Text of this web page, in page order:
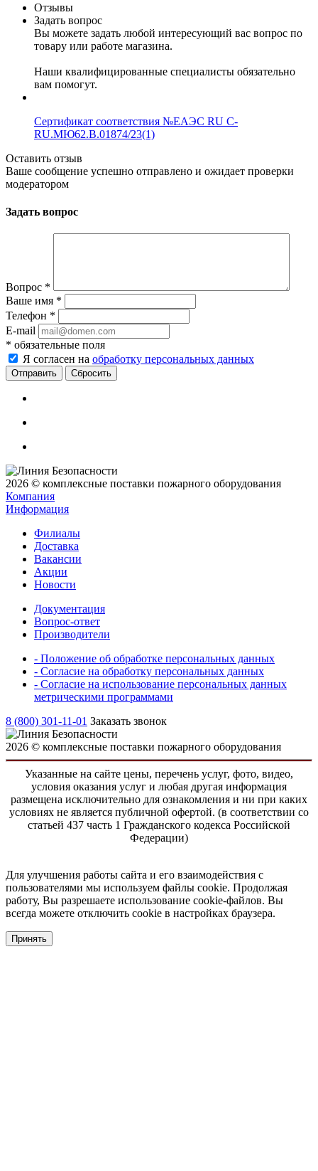
Отзывы
Задать вопрос
Вы можете задать любой интересующий вас вопрос по
товару или работе магазина.
Наши квалифицированные специалисты обязательно
вам помогут.
Сертификат соответствия №ЕАЭС RU C-
RU.МЮ62.В.01874/23(1)
Оставить отзыв
Ваше сообщение успешно отправлено и ожидает проверки
модератором
Задать вопрос
Вопрос *
Ваше имя *
Телефон *
E-mail
* обязательные поля
Я согласен на обработку персональных данных
Сбросить
2026 © комплексные поставки пожарного оборудования
Компания
Информация
Филиалы
Доставка
Вакансии
Акции
Новости
Документация
Вопрос-ответ
Производители
- Положение об обработке персональных данных
- Согласие на обработку персональных данных
- Согласие на использование персональных данных
метрическими программами
8 (800) 301-11-01 Заказать звонок
2026 © комплексные поставки пожарного оборудования
Указанные на сайте цены, перечень услуг, фото, видео,
условия оказания услуг и любая другая информация
размещена исключительно для ознакомления и ни при каких
условиях не является публичной офертой. (в соответствии со
статьей 437 часть 1 Гражданского кодекса Российской
Федерации)
Для улучшения работы сайта и его взаимодействия с
пользователями мы используем файлы cookie. Продолжая
работу, Вы разрешаете использование cookie-файлов. Вы
всегда можете отключить cookie в настройках браузера.
Принять